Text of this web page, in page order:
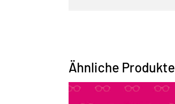
Ähnliche Produkte